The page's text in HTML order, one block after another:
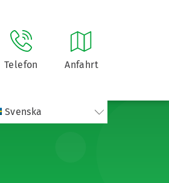
Telefon Anfahrt
Svenska